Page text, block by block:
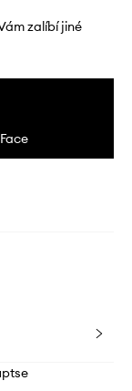
zalíbí jiné